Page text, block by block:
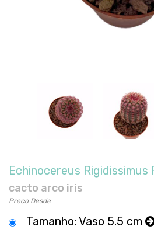
Echinocereus Rigidissimus
cacto arco iris
Preco Desde
Tamanho: Vaso 5.5 cm